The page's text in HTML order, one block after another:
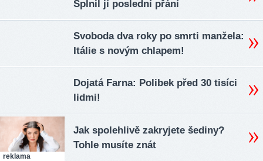
Splnil jí poslední přání
Svoboda dva roky po smrti manžela:
Itálie s novým chlapem!
Dojatá Farna: Polibek před 30 tisíci
lidmi!
reklama
Jak spolehlivě zakryjete šediny?
Tohle musíte znát